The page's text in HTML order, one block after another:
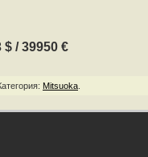
$ / 39950 €
Mitsuoka